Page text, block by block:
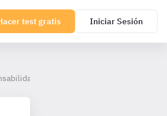
test gratis Iniciar Sesión
de la Administración pública